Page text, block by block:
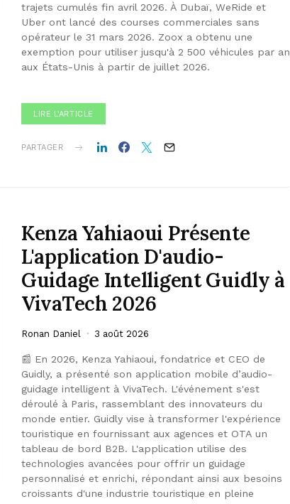
trajets cumulés fin avril 2026. À Dubaï, WeRide et
Uber ont lancé des courses commerciales sans
opérateur le 31 mars 2026. Zoox a obtenu une
exemption pour utiliser jusqu'à 2 500 véhicules par an
aux États-Unis à partir de juillet 2026.
LIRE L'ARTICLE
PARTAGER
Kenza Yahiaoui Présente
L'application D'audio-
Guidage Intelligent Guidly à
VivaTech 2026
Ronan Daniel 3 août 2026
📰 En 2026, Kenza Yahiaoui, fondatrice et CEO de
Guidly, a présenté son application mobile d’audio-
guidage intelligent à VivaTech. L'événement s'est
déroulé à Paris, rassemblant des innovateurs du
monde entier. Guidly vise à transformer l'expérience
touristique en fournissant aux agences et OTA un
tableau de bord B2B. L'application utilise des
technologies avancées pour offrir un guidage
personnalisé et enrichi, répondant ainsi aux besoins
croissants d'une industrie touristique en pleine